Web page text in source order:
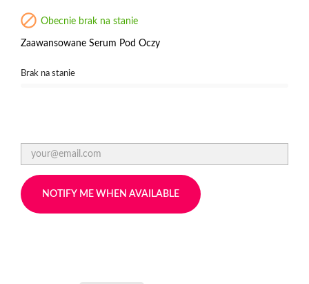
 Obecnie brak na stanie
Zaawansowane Serum Pod Oczy
Brak na stanie
NOTIFY ME WHEN AVAILABLE